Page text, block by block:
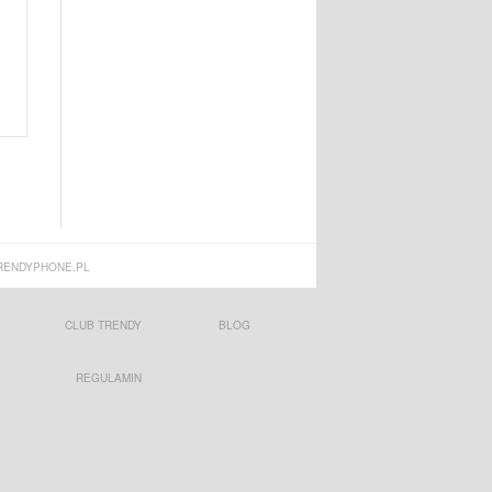
CLUB TRENDY BLOG
REGULAMIN